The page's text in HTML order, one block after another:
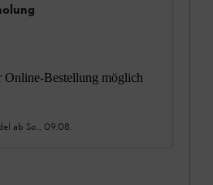
Online-Bestellung möglich
ab So., 09.08.